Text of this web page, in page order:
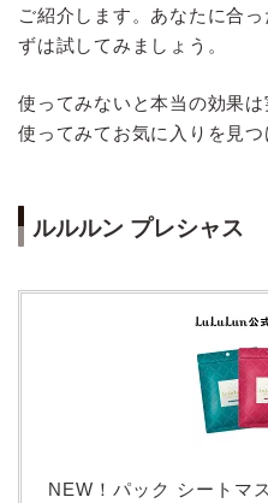
ご紹介します。あなたに合
ずは試してみましょう。
使ってみないと本当の効果
使ってみてお気に入りを見つ
ルルルン プレシャス
NEW！パック シートマ